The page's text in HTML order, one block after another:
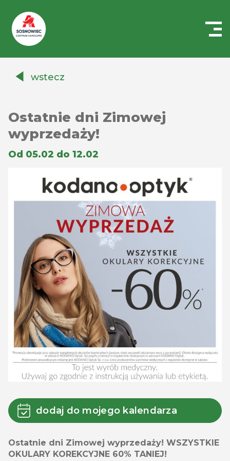
Auchanwstecz
Ostatnie dni Zimowej
wyprzedaży!
Od 05.02 do 12.02
dodaj do mojego kalendarza
Ostatnie dni Zimowej wyprzedaży! WSZYSTKIE
OKULARY KOREKCYJNE 60% TANIEJ!